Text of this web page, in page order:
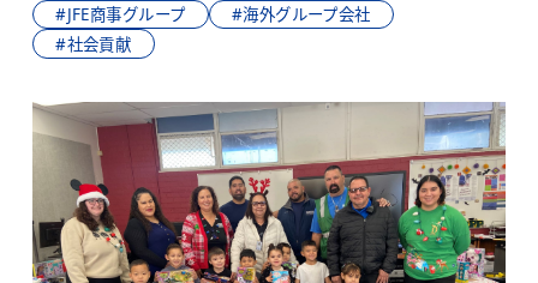
#JFE商事グループ
#海外グループ会社
#社会貢献